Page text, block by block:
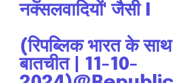
नक्सलवादियों' जैसी I
(रिपब्लिक भारत के
बातचीत | 11-10-